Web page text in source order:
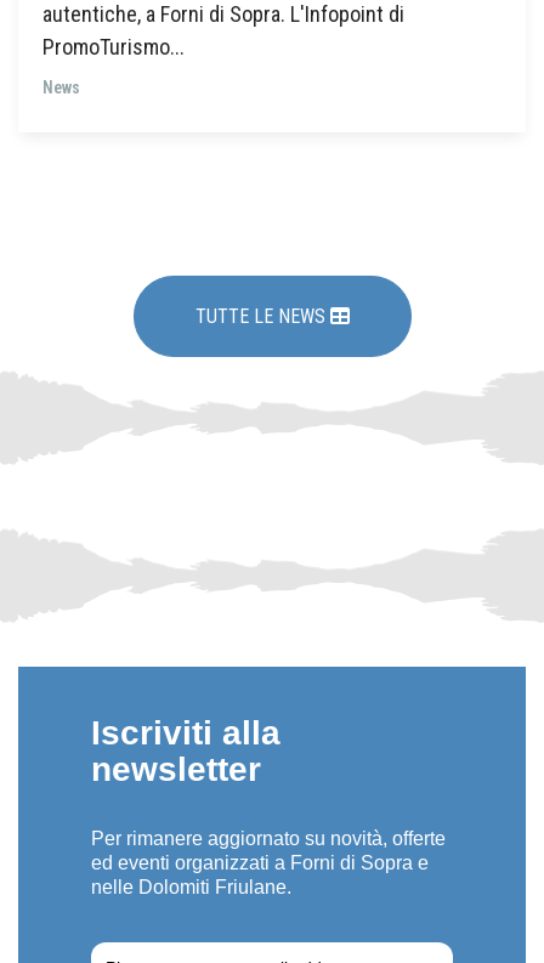
a Forni di Sopra. L'Infopoint di
TUTTE LE NEWS
Iscriviti alla
newsletter
Per rimanere aggiornato su novità, offerte
ed eventi organizzati a Forni di Sopra e
nelle Dolomiti Friulane.